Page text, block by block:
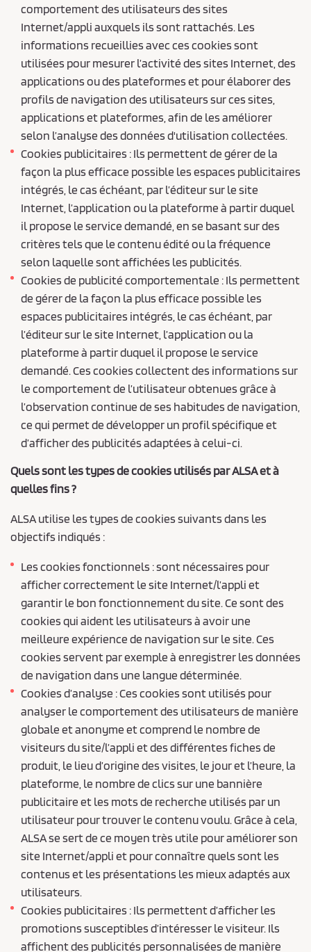
comportement des utilisateurs des sites
Internet/appli auxquels ils sont rattachés. Les
informations recueillies avec ces cookies sont
utilisées pour mesurer l’activité des sites Internet, des
applications ou des plateformes et pour élaborer des
profils de navigation des utilisateurs sur ces sites,
applications et plateformes, afin de les améliorer
selon l’analyse des données d'utilisation collectées.
Cookies publicitaires : Ils permettent de gérer de la
façon la plus efficace possible les espaces publicitaires
intégrés, le cas échéant, par l’éditeur sur le site
Internet, l’application ou la plateforme à partir duquel
il propose le service demandé, en se basant sur des
critères tels que le contenu édité ou la fréquence
selon laquelle sont affichées les publicités.
Cookies de publicité comportementale : Ils permettent
de gérer de la façon la plus efficace possible les
espaces publicitaires intégrés, le cas échéant, par
l’éditeur sur le site Internet, l’application ou la
plateforme à partir duquel il propose le service
demandé. Ces cookies collectent des informations sur
le comportement de l’utilisateur obtenues grâce à
l’observation continue de ses habitudes de navigation,
ce qui permet de développer un profil spécifique et
d’afficher des publicités adaptées à celui-ci.
Quels sont les types de cookies utilisés par ALSA et à
quelles fins ?
ALSA utilise les types de cookies suivants dans les
objectifs indiqués :
Les cookies fonctionnels : sont nécessaires pour
afficher correctement le site Internet/l’appli et
garantir le bon fonctionnement du site. Ce sont des
cookies qui aident les utilisateurs à avoir une
meilleure expérience de navigation sur le site. Ces
cookies servent par exemple à enregistrer les données
de navigation dans une langue déterminée.
Cookies d’analyse : Ces cookies sont utilisés pour
analyser le comportement des utilisateurs de manière
globale et anonyme et comprend le nombre de
visiteurs du site/l’appli et des différentes fiches de
produit, le lieu d’origine des visites, le jour et l’heure, la
plateforme, le nombre de clics sur une bannière
publicitaire et les mots de recherche utilisés par un
utilisateur pour trouver le contenu voulu. Grâce à cela,
ALSA se sert de ce moyen très utile pour améliorer son
site Internet/appli et pour connaître quels sont les
contenus et les présentations les mieux adaptés aux
utilisateurs.
Cookies publicitaires : Ils permettent d’afficher les
promotions susceptibles d’intéresser le visiteur. Ils
affichent des publicités personnalisées de manière